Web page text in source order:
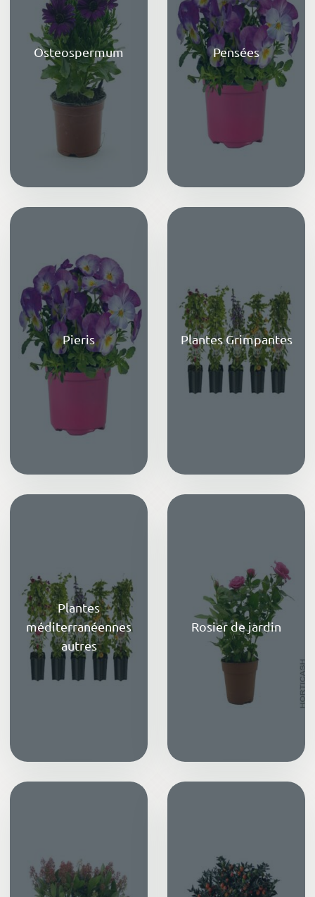
Osteospermum Pensées
Pieris Plantes Grimpantes
Plantes
méditerranéennes
autres
Rosier de jardin